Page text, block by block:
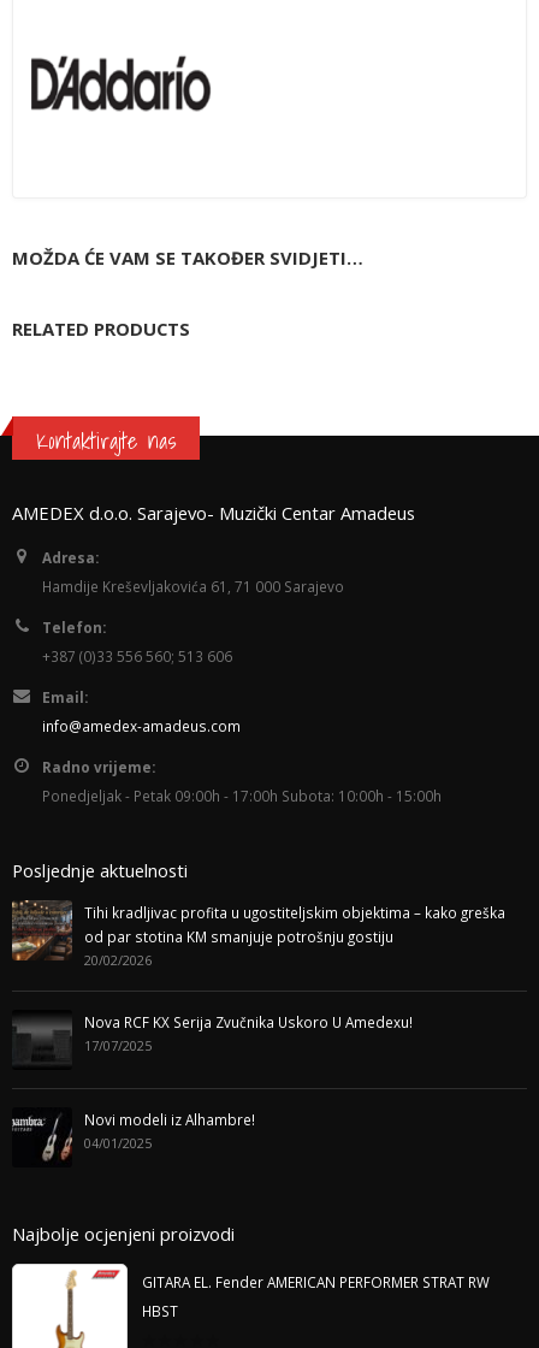
MOŽDA ĆE VAM SE TAKOĐER SVIDJETI…
RELATED PRODUCTS
Kontaktirajte nas
AMEDEX d.o.o. Sarajevo- Muzički Centar Amadeus
Adresa:
Hamdije Kreševljakovića 61, 71 000 Sarajevo
Telefon:
+387 (0)33 556 560; 513 606
Email:
info@amedex-amadeus.com
Radno vrijeme:
Ponedjeljak - Petak 09:00h - 17:00h Subota: 10:00h - 15:00h
Posljednje aktuelnosti
Tihi kradljivac profita u ugostiteljskim objektima – kako greška
od par stotina KM smanjuje potrošnju gostiju
20/02/2026
Nova RCF KX Serija Zvučnika Uskoro U Amedexu!
17/07/2025
Novi modeli iz Alhambre!
04/01/2025
Najbolje ocjenjeni proizvodi
GITARA EL. Fender AMERICAN PERFORMER STRAT RW
HBST